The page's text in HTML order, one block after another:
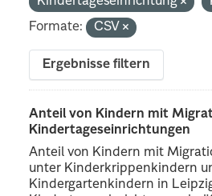
Formate:
CSV
Ergebnisse filtern
Anteil von Kindern mit
Kindertageseinrichtungen
Anteil von Kindern mit
unter Kinderkrippenkindern
Kindergartenkindern in